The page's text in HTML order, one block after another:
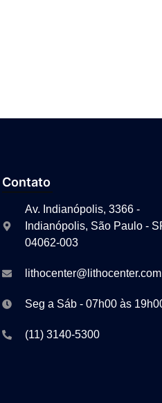
Contato
Av. Indianópolis, 3366 -
Indianópolis, São Paulo -
04062-003
Seg a Sáb - 07h00 às
(11) 3140-5300